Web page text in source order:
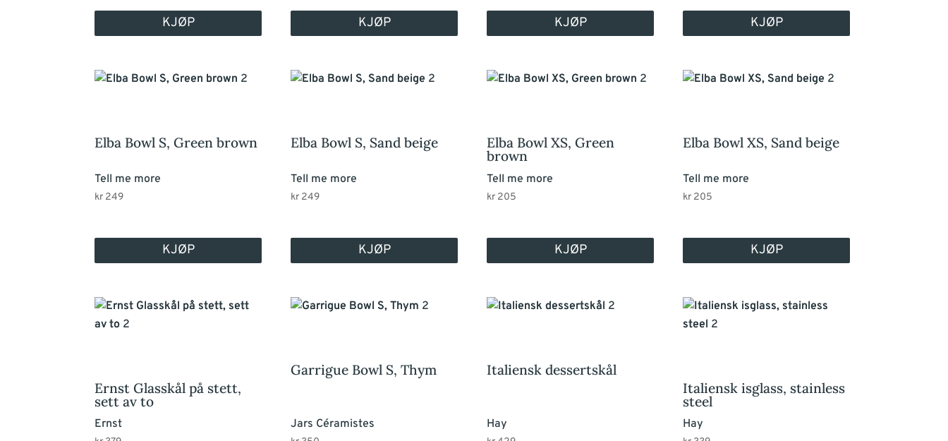
KJØP KJØP KJØP KJØP
Elba Bowl S, Green brown
Tell me more
kr 249
KJØP
Elba Bowl S, Sand beige
Tell me more
kr 249
KJØP
Elba Bowl XS, Green
brown
Tell me more
kr 205
KJØP
Elba Bowl XS, Sand beige
Tell me more
kr 205
KJØP
Ernst Glasskål på stett,
sett av to
Ernst
Garrigue Bowl S, Thym
Jars Céramistes
Italiensk dessertskål
Hay
Italiensk isglass, stainless
steel
Hay